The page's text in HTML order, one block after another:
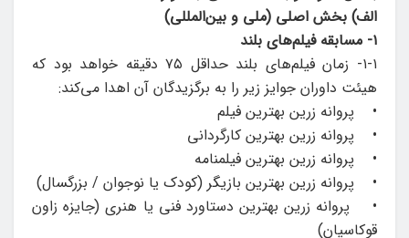
الف) بخش اصلی (ملی و بین‌المللی)
۱- مسابقه فیلم‌های بلند
۱-۱- زمان فیلم‌های بلند حداقل ۷۵ دقیقه خواهد بود که
هیئت داوران جوایز زیر را به برگزیدگان آن اهدا می‌کند:
• پروانه زرین بهترین فیلم
• پروانه زرین بهترین کارگردانی
• پروانه زرین بهترین فیلمنامه
• پروانه زرین بهترین بازیگر (کودک یا نوجوان / بزرگسال)
• پروانه زرین بهترین دستاورد فنی یا هنری (جایزه زاون
قوکاسیان)